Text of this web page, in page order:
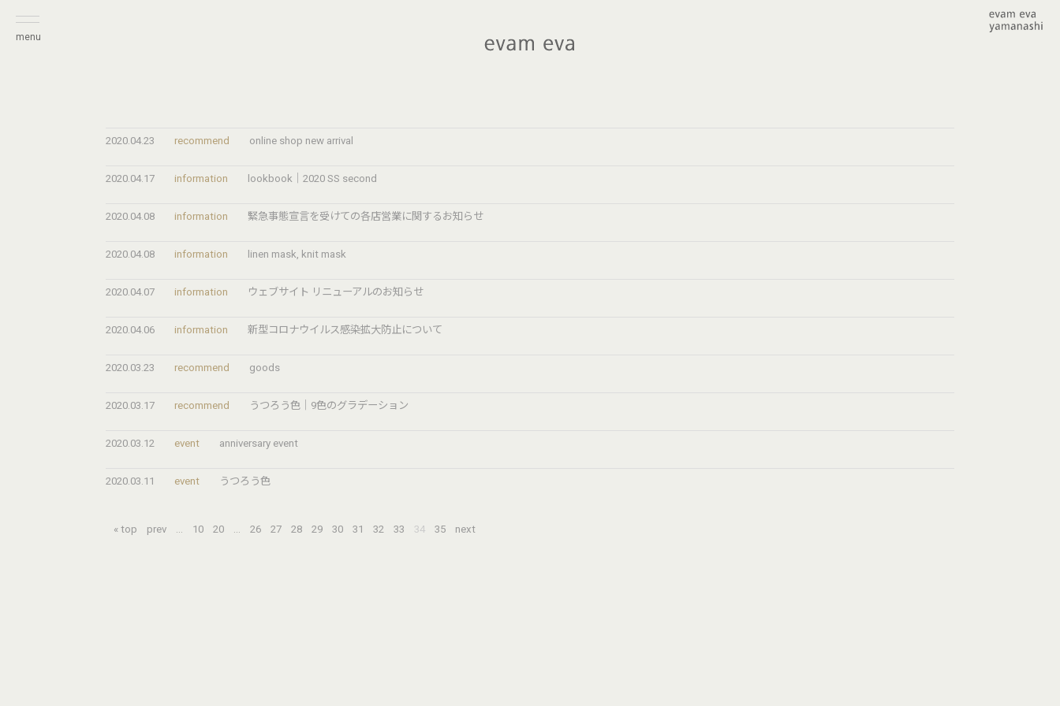
menu
2020.04.23 recommend online shop new arrival
2020.04.17 information lookbook｜2020 SS second
2020.04.08 information 緊急事態宣言を受けての各店営業に関するお知らせ
2020.04.08 information linen mask, knit mask
2020.04.07 information ウェブサイト リニューアルのお知らせ
2020.04.06 information 新型コロナウイルス感染拡大防止について
2020.03.23 recommend goods
2020.03.17 recommend うつろう色｜9色のグラデーション
2020.03.12 event anniversary event
2020.03.11 event うつろう色
« top prev ... 10 20 ... 26 27 28 29 30 31 32 33 34 35 next